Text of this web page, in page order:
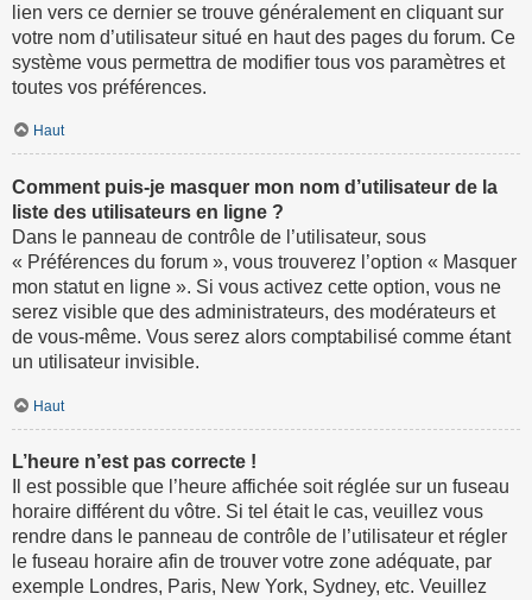
lien vers ce dernier se trouve généralement en cliquant sur
votre nom d’utilisateur situé en haut des pages du forum. Ce
système vous permettra de modifier tous vos paramètres et
toutes vos préférences.
Haut
Comment puis-je masquer mon nom d’utilisateur de la
liste des utilisateurs en ligne ?
Dans le panneau de contrôle de l’utilisateur, sous
« Préférences du forum », vous trouverez l’option « Masquer
mon statut en ligne ». Si vous activez cette option, vous ne
serez visible que des administrateurs, des modérateurs et
de vous-même. Vous serez alors comptabilisé comme étant
un utilisateur invisible.
Haut
L’heure n’est pas correcte !
Il est possible que l’heure affichée soit réglée sur un fuseau
horaire différent du vôtre. Si tel était le cas, veuillez vous
rendre dans le panneau de contrôle de l’utilisateur et régler
le fuseau horaire afin de trouver votre zone adéquate, par
exemple Londres, Paris, New York, Sydney, etc. Veuillez